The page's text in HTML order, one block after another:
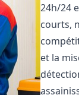
24h/24
courts,
et la